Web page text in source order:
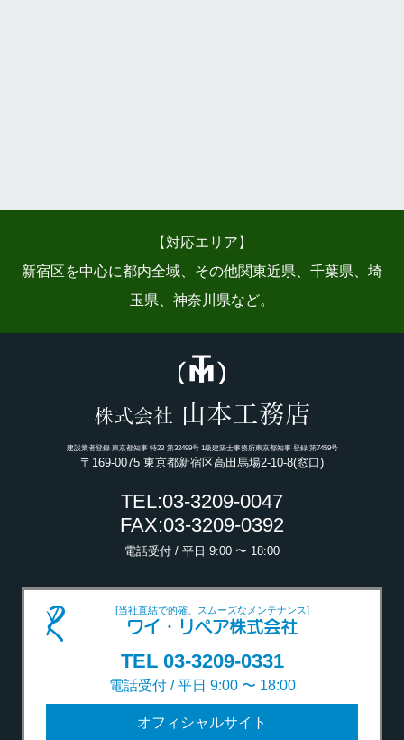
【対応エリア】
新宿区を中心に都内全域、その他関東近県、千葉県、埼
玉県、神奈川県など。
株式会社 山本工務店
建設業者登録 東京都知事 特23-第32499号 1級建築士事務所東京都知事 登録 第7459号
〒169-0075 東京都新宿区高田馬場2-10-8(窓口)
TEL:03-3209-0047
FAX:03-3209-0392
電話受付 / 平日 9:00 〜 18:00
[当社直結で的確、スムーズなメンテナンス]
ワイ・リペア株式会社
TEL 03-3209-0331
電話受付 / 平日 9:00 〜 18:00
オフィシャルサイト